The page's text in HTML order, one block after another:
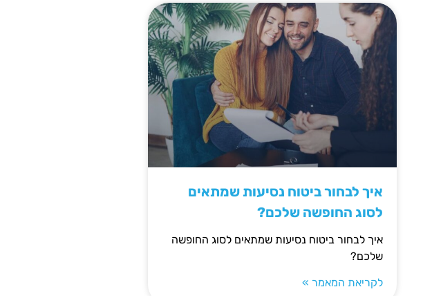
איך לבחור ביטוח נסיעות שמתאים
לסוג החופשה שלכם?
איך לבחור ביטוח נסיעות שמתאים לסוג החופשה
שלכם?
לקריאת המאמר »